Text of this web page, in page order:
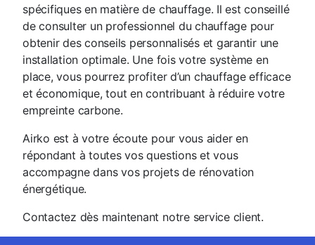
spécifiques en matière de chauffage. Il est conseillé
de consulter un professionnel du chauffage pour
obtenir des conseils personnalisés et garantir une
installation optimale. Une fois votre système en
place, vous pourrez profiter d’un chauffage efficace
et économique, tout en contribuant à réduire votre
empreinte carbone.
Airko est à votre écoute pour vous aider en
répondant à toutes vos questions et vous
accompagne dans vos projets de rénovation
énergétique.
Contactez dès maintenant notre service client.